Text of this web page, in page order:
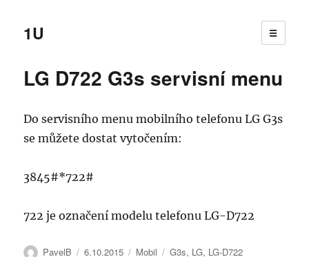
1U ☰
LG D722 G3s servisní menu
Do servisního menu mobilního telefonu LG G3s
se můžete dostat vytočením:
3845#*722#
722 je označení modelu telefonu LG-D722
Autor:
PavelB Publikováno:
6.10.2015 Rubriky:
Mobil Štítky:
G3s, LG, LG-D722